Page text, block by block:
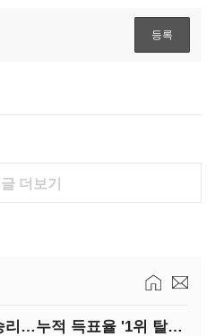
더보기
김민석, 제주·인천서 승리…누적 득표율 '1위 탈환'(종합)